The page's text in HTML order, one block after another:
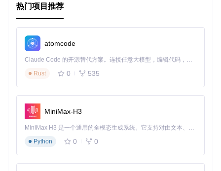
热门项目推荐
atomcode
Claude Code 的开源替代方案。连接任意大模型，编辑代码，运行命令，自动验证 — 全自动执行。用 Rust 构建，极致性能。 ｜ An open-source alternative to Claude Code. Connect any LLM, edit code, run commands, and verify changes — autonomously. Built in Rust for speed. Get Started
Rust
0 535
MiniMax-H3
MiniMax H3 是一个通用的全模态生成系统。它支持对由文本、图像、视频和音频组成的多模态上下文进行统一理解，并能生成分辨率高达 2K、时长可达 15 秒的带原生立体声音频的视频。得益于面向任务泛化的系统设计，H3 在预训练阶段就已具备广泛的多模态上下文理解与生成能力，能够出色地执行复杂的多模态指令。
Python
0 0